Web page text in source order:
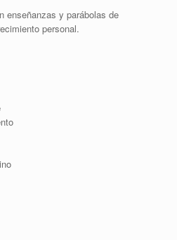
enseñanzas y parábolas de
personal.